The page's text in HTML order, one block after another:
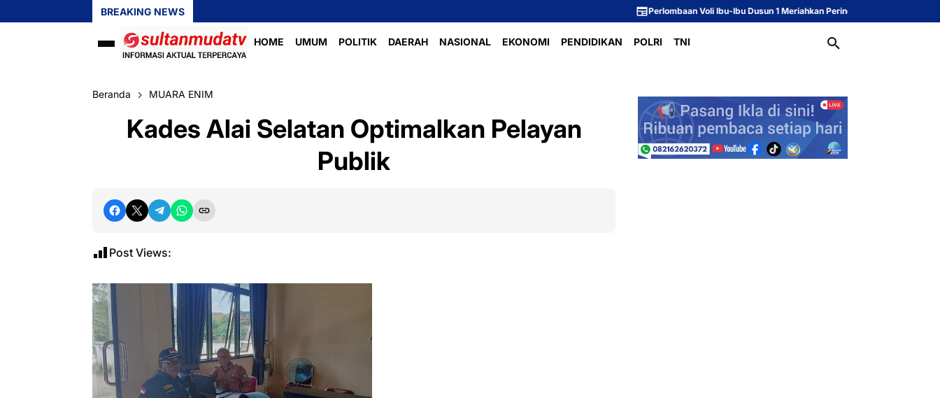
BREAKING NEWS Perlombaan Voli Ibu-Ibu Dusun 1 Meriahkan Peringatan HUT ke-81 Republik Indonesia
HOME UMUM POLITIK DAERAH NASIONAL EKONOMI PENDIDIKAN POLRI TNI
Beranda MUARA ENIM
Kades Alai Selatan Optimalkan Pelayan
Publik
Post Views: